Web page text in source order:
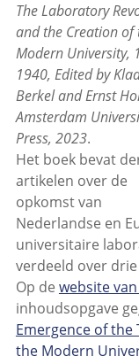
The Laboratory
and the Creation of
Modern University,
1940, Edited by
Berkel and Ernst
Amsterdam
Press, 2023.
Het boek bevat
artikelen over de
opkomst van
Nederlandse en
universitaire
verdeeld over
Op de website
inhoudsopgave
Emergence of the
the Modern